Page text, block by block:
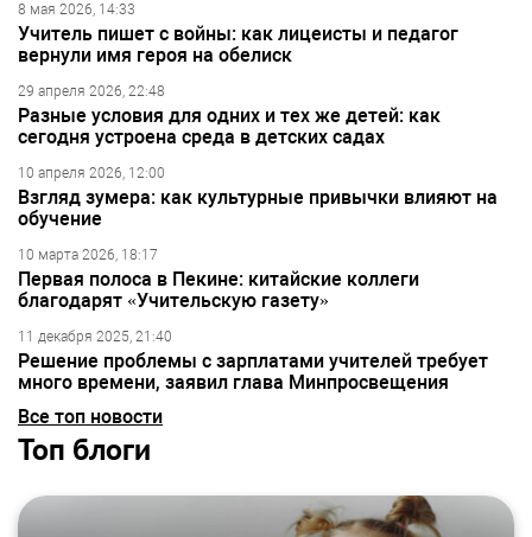
8 мая 2026, 14:33
Учитель пишет с войны: как лицеисты и педагог
вернули имя героя на обелиск
29 апреля 2026, 22:48
Разные условия для одних и тех же детей: как
сегодня устроена среда в детских садах
10 апреля 2026, 12:00
Взгляд зумера: как культурные привычки влияют на
обучение
10 марта 2026, 18:17
Первая полоса в Пекине: китайские коллеги
благодарят «Учительскую газету»
11 декабря 2025, 21:40
Решение проблемы с зарплатами учителей требует
много времени, заявил глава Минпросвещения
Все топ новости
Топ блоги